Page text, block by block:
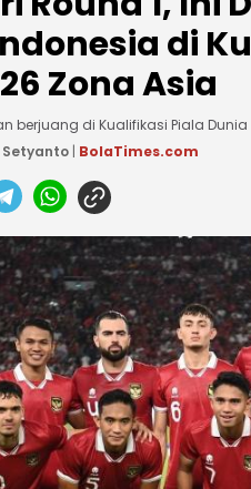
di
Zona Asia
berjuang di Kualifikasi Piala
Setyanto | BolaTimes.com